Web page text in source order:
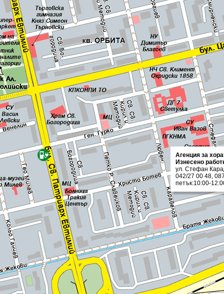
Агенция за
Изнесено
ул. Стефан
042/27 00 48,
петък:10:00-